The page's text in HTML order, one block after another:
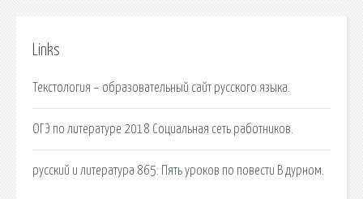
Links
Текстология – образовательный сайт русского языка.
ОГЭ по литературе 2018 Социальная сеть работников.
русский и литература 865: Пять уроков по повести В дурном.